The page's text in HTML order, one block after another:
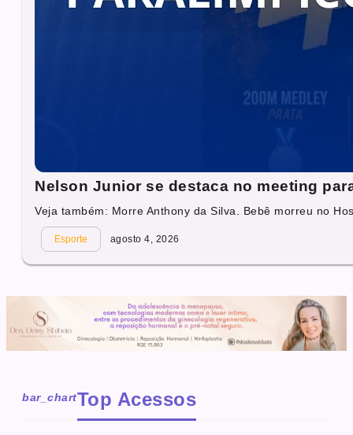
Nelson Junior se destaca no meeting
Veja também: Morre Anthony da Silva. Bebê morreu no
Esporte agosto 4, 2026
bar_chartTop Acessos